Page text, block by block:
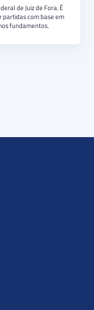
de Juiz de Fora. É
partidas com base em
fundamentos.